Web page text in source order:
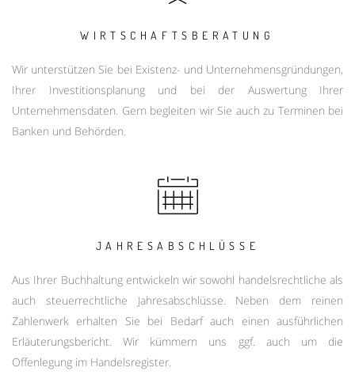
WIRTSCHAFTSBERATUNG
Wir unterstützen Sie bei Existenz- und Unternehmensgründungen,
Ihrer Investitionsplanung und bei der Auswertung Ihrer
Unternehmensdaten. Gern begleiten wir Sie auch zu Terminen bei
Banken und Behörden.
JAHRESABSCHLÜSSE
Aus Ihrer Buchhaltung entwickeln wir sowohl handelsrechtliche als
auch steuerrechtliche Jahresabschlüsse. Neben dem reinen
Zahlenwerk erhalten Sie bei Bedarf auch einen ausführlichen
Erläuterungsbericht. Wir kümmern uns ggf. auch um die
Offenlegung im Handelsregister.